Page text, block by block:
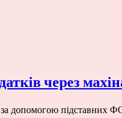
через
допомогою підставних